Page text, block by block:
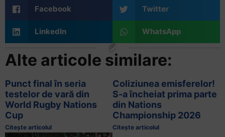
Facebook Twitter
LinkedIn WhatsApp
Alte articole similare:
Punct final în seria
testelor de vară din
World Rugby Nations
Cup
Citește articolul
Coliziunea emisferelor!
S-a încheiat prima parte
din Nations
Championship 2026
Citește articolul